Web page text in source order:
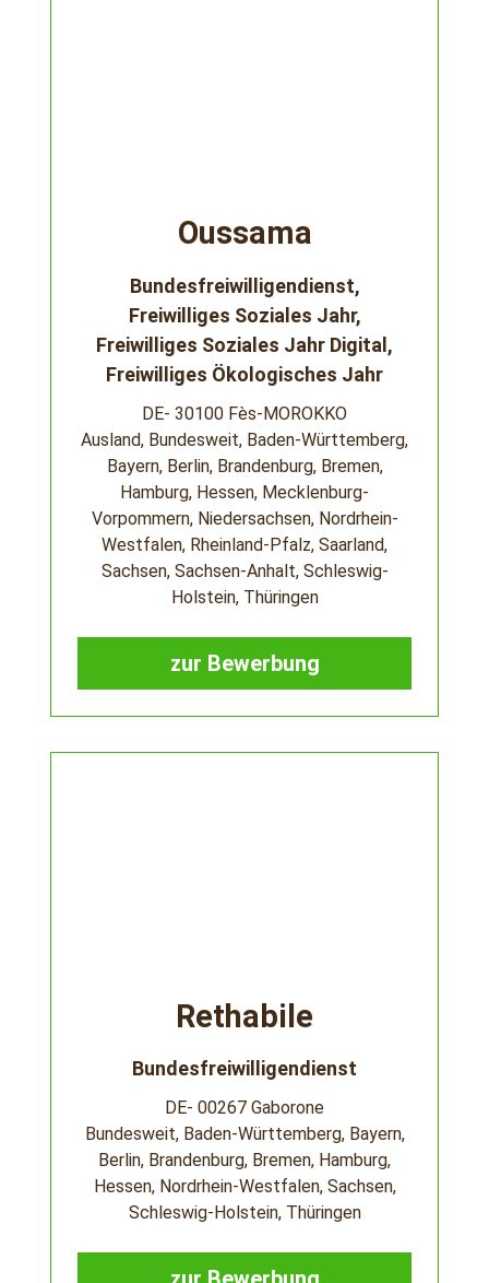
Oussama
Bundesfreiwilligendienst,
Freiwilliges Soziales Jahr,
Freiwilliges Soziales Jahr Digital,
Freiwilliges Ökologisches Jahr
DE- 30100 Fès-MOROKKO
Ausland, Bundesweit, Baden-Württemberg,
Bayern, Berlin, Brandenburg, Bremen,
Hamburg, Hessen, Mecklenburg-
Vorpommern, Niedersachsen, Nordrhein-
Westfalen, Rheinland-Pfalz, Saarland,
Sachsen, Sachsen-Anhalt, Schleswig-
Holstein, Thüringen
zur Bewerbung
Rethabile
Bundesfreiwilligendienst
DE- 00267 Gaborone
Bundesweit, Baden-Württemberg, Bayern,
Berlin, Brandenburg, Bremen, Hamburg,
Hessen, Nordrhein-Westfalen, Sachsen,
Schleswig-Holstein, Thüringen